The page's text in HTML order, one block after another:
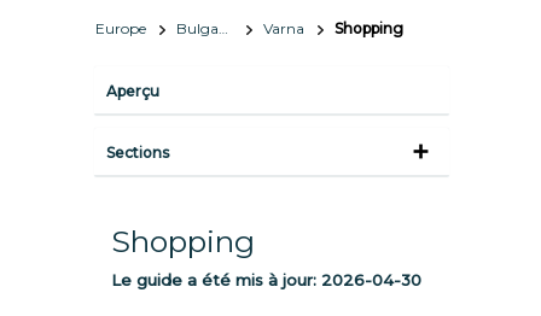
Europe Bulgarie Varna Shopping
Aperçu
Sections
Shopping
Le guide a été mis à jour: 2026-04-30